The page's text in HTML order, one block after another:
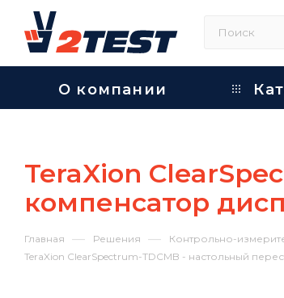
О компании
TeraXion
компенсатор
Главная — Решения — Контрольно-
TeraXion ClearSpectrum-TDCMB - настольный